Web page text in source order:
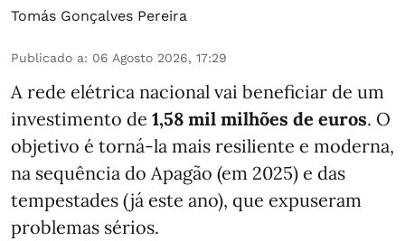
Tomás Gonçalves Pereira
Publicado a: 06 Agosto 2026, 17:29
A rede elétrica nacional vai beneficiar de um
investimento de 1,58 mil milhões de euros. O
objetivo é torná-la mais resiliente e moderna,
na sequência do Apagão (em 2025) e das
tempestades (já este ano), que expuseram
problemas sérios.